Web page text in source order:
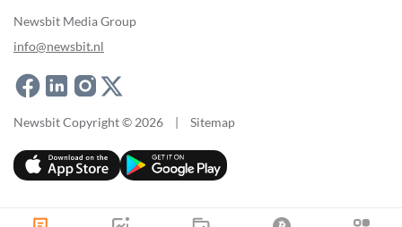
Newsbit Media Group
info@newsbit.nl
Newsbit Copyright © 2026 | Sitemap